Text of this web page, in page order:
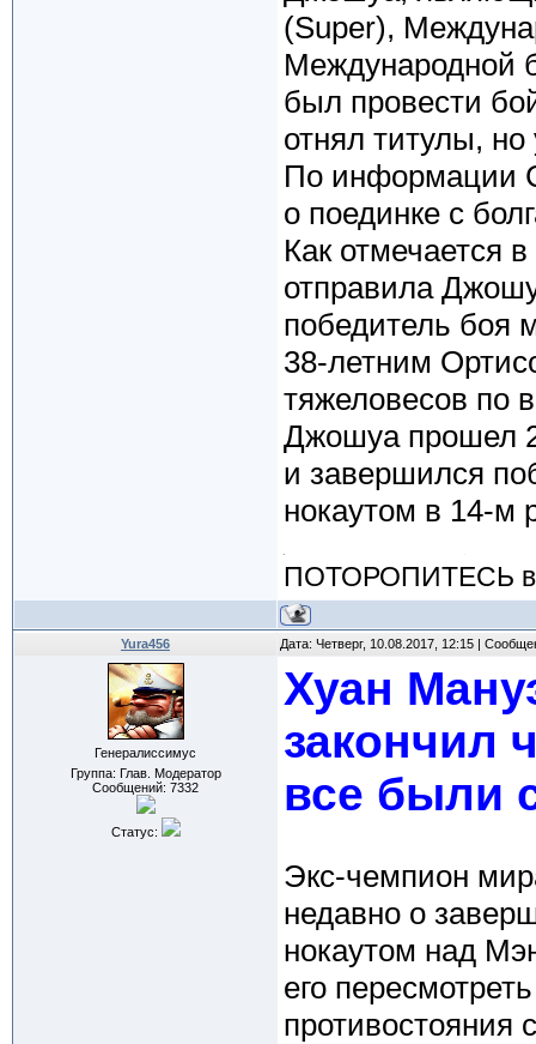
(Super),
Международной
был провести
отнял титулы,
По информации
о поединке с
Как отмечается
отправила
победитель боя
38-летним
тяжеловесов по
Джошуа прошел
и завершился
нокаутом в 14-м
ПОТОРОПИТЕСЬ
Yura456 Дата: Четверг, 10.08.2017, 12:15 |
Генералиссимус
Группа: Глав. Модератор
Сообщений: 7332
Статус:
Хуан
закончил
все были
Экс-чемпион
недавно о
нокаутом над
его